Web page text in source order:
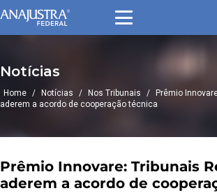
Notícias
Home / Notícias / Nos Tribunais /
Prêmio
aderem a acordo de cooperação técnica
Prêmio Innovare: Tribunais
aderem a acordo de